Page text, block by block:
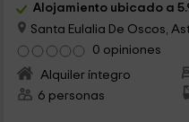
Alojamiento ubicado a
Santa Eulalia De Oscos,
0 opiniones
Alquiler íntegro
6 personas